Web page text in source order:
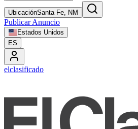
UbicaciónSanta Fe, NM
Publicar Anuncio
Estados Unidos
ES
elclasificado